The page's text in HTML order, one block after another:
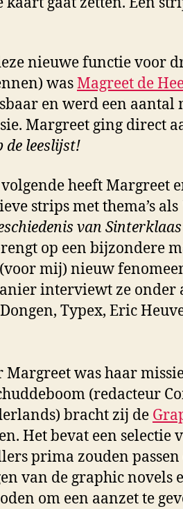
nieuwe functie voor
wasMagreet de
en werd een aantal
Margreet ging direct
de leeslijst!
heeft Margreet
strips met thema’s als
van
op een bijzondere
mij) nieuw
interviewt ze onder
Typex, Eric
was haar
(redacteur
bracht zij de
Het bevat een selectie
prima zouden
van de graphic novels
om een aanzet te